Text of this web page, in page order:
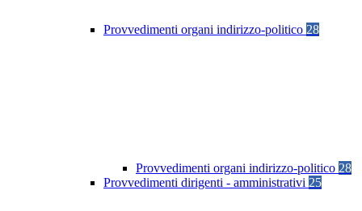
Provvedimenti organi indirizzo-politico 28
Provvedimenti organi indirizzo-politico 28
Provvedimenti dirigenti - amministrativi 25